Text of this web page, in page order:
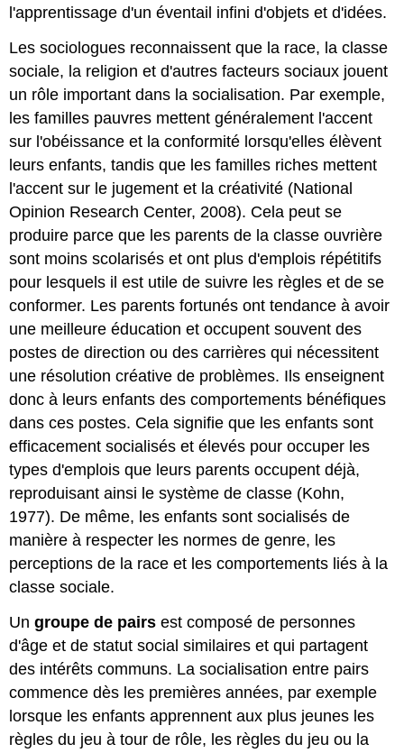
l'apprentissage d'un éventail infini d'objets et d'idées.
Les sociologues reconnaissent que la race, la classe
sociale, la religion et d'autres facteurs sociaux jouent
un rôle important dans la socialisation. Par exemple,
les familles pauvres mettent généralement l'accent
sur l'obéissance et la conformité lorsqu'elles élèvent
leurs enfants, tandis que les familles riches mettent
l'accent sur le jugement et la créativité (National
Opinion Research Center, 2008). Cela peut se
produire parce que les parents de la classe ouvrière
sont moins scolarisés et ont plus d'emplois répétitifs
pour lesquels il est utile de suivre les règles et de se
conformer. Les parents fortunés ont tendance à avoir
une meilleure éducation et occupent souvent des
postes de direction ou des carrières qui nécessitent
une résolution créative de problèmes. Ils enseignent
donc à leurs enfants des comportements bénéfiques
dans ces postes. Cela signifie que les enfants sont
efficacement socialisés et élevés pour occuper les
types d'emplois que leurs parents occupent déjà,
reproduisant ainsi le système de classe (Kohn,
1977). De même, les enfants sont socialisés de
manière à respecter les normes de genre, les
perceptions de la race et les comportements liés à la
classe sociale.
Ungroupe de pairs est composé de personnes
d'âge et de statut social similaires et qui partagent
des intérêts communs. La socialisation entre pairs
commence dès les premières années, par exemple
lorsque les enfants apprennent aux plus jeunes les
règles du jeu à tour de rôle, les règles du jeu ou la